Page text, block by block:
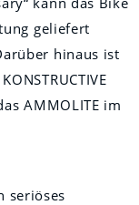
geliefert
hinaus ist
AMMOLITE im
seriöses